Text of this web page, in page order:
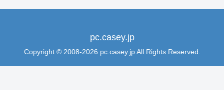
pc.casey.jp
Copyright © 2008-2026 pc.casey.jp All Rights Reserved.